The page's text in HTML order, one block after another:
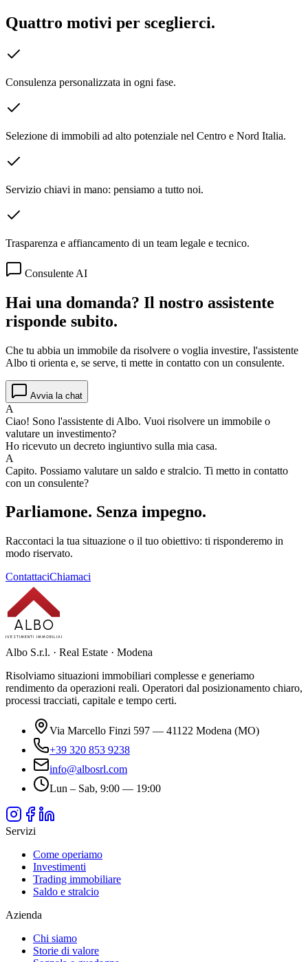
Quattro motivi per sceglierci.
Consulenza personalizzata in ogni fase.
Selezione di immobili ad alto potenziale nel Centro e Nord Italia.
Servizio chiavi in mano: pensiamo a tutto noi.
Trasparenza e affiancamento di un team legale e tecnico.
Consulente AI
Hai una domanda? Il nostro assistente
risponde subito.
Che tu abbia un immobile da risolvere o voglia investire, l'assistente
Albo ti orienta e, se serve, ti mette in contatto con un consulente.
Avvia la chat
A
Ciao! Sono l'assistente di Albo. Vuoi risolvere un immobile o
valutare un investimento?
Ho ricevuto un decreto ingiuntivo sulla mia casa.
A
Capito. Possiamo valutare un saldo e stralcio. Ti metto in contatto
con un consulente?
Parliamone. Senza impegno.
Raccontaci la tua situazione o il tuo obiettivo: ti risponderemo in
modo riservato.
ContattaciChiamaci
ALBO
INVESTIMENTI IMMOBILIARI
Albo S.r.l. · Real Estate · Modena
Risolviamo situazioni immobiliari complesse e generiamo
rendimento da operazioni reali. Operatori dal posizionamento chiaro,
processi tracciati, capitale e tempo certi.
Via Marcello Finzi 597 — 41122 Modena (MO)
+39 320 853 9238
info@albosrl.com
Lun – Sab, 9:00 — 19:00
Servizi
Come operiamo
Investimenti
Trading immobiliare
Saldo e stralcio
Azienda
Chi siamo
Storie di valore